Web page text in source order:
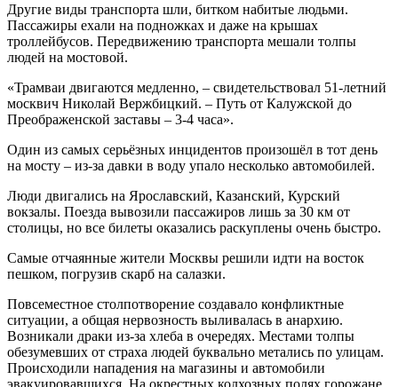
Другие виды транспорта шли, битком набитые людьми.
Пассажиры ехали на подножках и даже на крышах
троллейбусов. Передвижению транспорта мешали толпы
людей на мостовой.
«Трамваи двигаются медленно, – свидетельствовал 51-летний
москвич Николай Вержбицкий. – Путь от Калужской до
Преображенской заставы – 3-4 часа».
Один из самых серьёзных инцидентов произошёл в тот день
на мосту – из-за давки в воду упало несколько автомобилей.
Люди двигались на Ярославский, Казанский, Курский
вокзалы. Поезда вывозили пассажиров лишь за 30 км от
столицы, но все билеты оказались раскуплены очень быстро.
Самые отчаянные жители Москвы решили идти на восток
пешком, погрузив скарб на салазки.
Повсеместное столпотворение создавало конфликтные
ситуации, а общая нервозность выливалась в анархию.
Возникали драки из-за хлеба в очередях. Местами толпы
обезумевших от страха людей буквально метались по улицам.
Происходили нападения на магазины и автомобили
эвакуировавшихся. На окрестных колхозных полях горожане